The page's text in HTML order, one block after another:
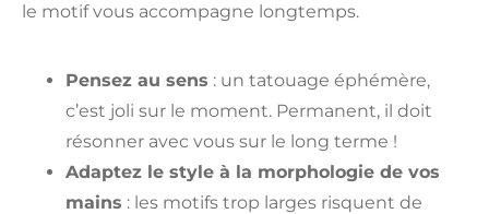
le motif vous accompagne longtemps.
Pensez au sens : un tatouage éphémère,
c’est joli sur le moment. Permanent, il doit
résonner avec vous sur le long terme !
Adaptez le style à la morphologie de vos
mains : les motifs trop larges risquent de